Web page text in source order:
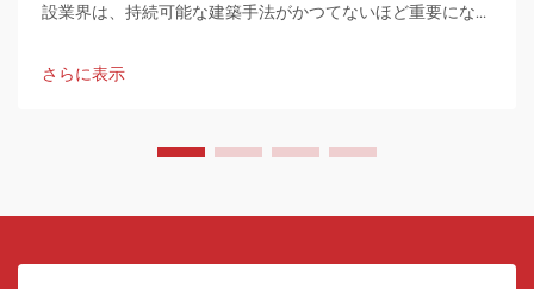
設業界は、持続可能な建築手法がかつてないほど重要になっ
は、...があります。
さらに表示